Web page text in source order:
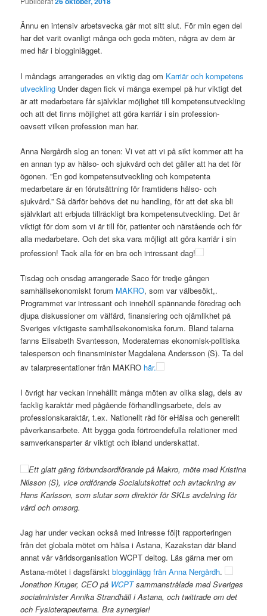
Ännu en intensiv arbetsvecka går mot sitt slut. För min egen del
har det varit ovanligt många och goda möten, några av dem är
med här i blogginlägget.
I måndags arrangerades en viktig dag om Karriär och kompetens
utveckling Under dagen fick vi många exempel på hur viktigt det
är att medarbetare får självklar möjlighet till kompetensutveckling
och att det finns möjlighet att göra karriär i sin profession-
oavsett vilken profession man har.
Anna Nergårdh slog an tonen: Vi vet att vi på sikt kommer att ha
en annan typ av hälso- och sjukvård och det gäller att ha det för
ögonen. ”En god kompetensutveckling och kompetenta
medarbetare är en förutsättning för framtidens hälso- och
sjukvård.” Så därför behövs det nu handling, för att det ska bli
självklart att erbjuda tillräckligt bra kompetensutveckling. Det är
viktigt för dom som vi är till för, patienter och närstående och för
alla medarbetare. Och det ska vara möjligt att göra karriär i sin
profession! Tack alla för en bra och intressant dag!
Tisdag och onsdag arrangerade Saco för tredje gången
samhällsekonomiskt forum MAKRO, som var välbesökt,.
Programmet var intressant och innehöll spännande föredrag och
djupa diskussioner om välfärd, finansiering och ojämlikhet på
Sveriges viktigaste samhällsekonomiska forum. Bland talarna
fanns Elisabeth Svantesson, Moderaternas ekonomisk-politiska
talesperson och finansminister Magdalena Andersson (S). Ta del
av talarpresentationer från MAKRO här.
I övrigt har veckan innehållit många möten av olika slag, dels av
facklig karaktär med pågående förhandlingsarbete, dels av
professionskaraktär, t.ex. Nationellt råd för eHälsa och generellt
påverkansarbete. Att bygga goda förtroendefulla relationer med
samverkansparter är viktigt och ibland underskattat.
Ett glatt gäng förbundsordförande på Makro, möte med Kristina
Nilsson (S), vice ordförande Socialutskottet och avtackning av
Hans Karlsson, som slutar som direktör för SKLs avdelning för
vård och omsorg.
Jag har under veckan också med intresse följt rapporteringen
från det globala mötet om hälsa i Astana, Kazakstan där bland
annat vår världsorganisation WCPT deltog. Läs gärna mer om
Astana-mötet i dagsfärsktblogginlägg från Anna Nergårdh.
Jonathon Kruger, CEO på WCPTsammanstrålade med Sveriges
socialminister Annika Strandhäll i Astana, och twittrade om det
och Fysioterapeuterna. Bra synergier!